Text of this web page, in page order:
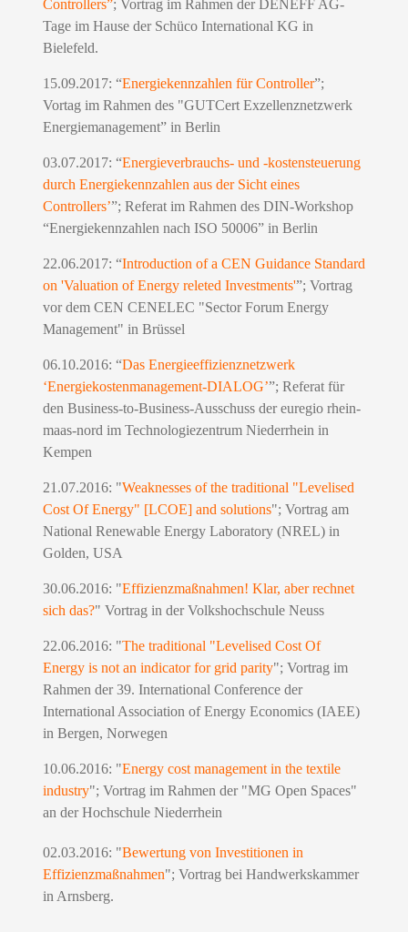
Controllers”; Vortrag im Rahmen der DENEFF AG-
Tage im Hause der Schüco International KG in
Bielefeld.
15.09.2017: “Energiekennzahlen für Controller”;
Vortag im Rahmen des "GUTCert Exzellenznetzwerk
Energiemanagement” in Berlin
03.07.2017: “Energieverbrauchs- und -kostensteuerung
durch Energiekennzahlen aus der Sicht eines
Controllers’”; Referat im Rahmen des DIN-Workshop
“Energiekennzahlen nach ISO 50006” in Berlin
22.06.2017: “Introduction of a CEN Guidance Standard
on 'Valuation of Energy releted Investments'”; Vortrag
vor dem CEN CENELEC "Sector Forum Energy
Management" in Brüssel
06.10.2016: “Das Energieeffizienznetzwerk
‘Energiekostenmanagement-DIALOG’”; Referat für
den Business-to-Business-Ausschuss der euregio rhein-
maas-nord im Technologiezentrum Niederrhein in
Kempen
21.07.2016: "Weaknesses of the traditional "Levelised
Cost Of Energy" [LCOE] and solutions"; Vortrag am
National Renewable Energy Laboratory (NREL) in
Golden, USA
30.06.2016: "Effizienzmaßnahmen! Klar, aber rechnet
sich das?" Vortrag in der Volkshochschule Neuss
22.06.2016: "The traditional "Levelised Cost Of
Energy is not an indicator for grid parity"; Vortrag im
Rahmen der 39. International Conference der
International Association of Energy Economics (IAEE)
in Bergen, Norwegen
10.06.2016: "Energy cost management in the textile
industry"; Vortrag im Rahmen der "MG Open Spaces"
an der Hochschule Niederrhein
02.03.2016: "Bewertung von Investitionen in
Effizienzmaßnahmen"; Vortrag bei Handwerkskammer
in Arnsberg.